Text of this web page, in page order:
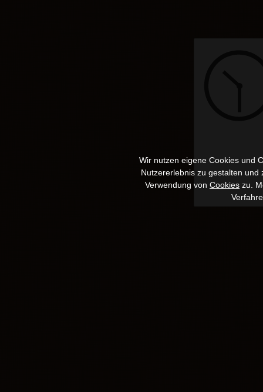
Wir nutzen eigene Cookies und
Nutzererlebnis zu gestalten
Verwendung von Cookies zu.